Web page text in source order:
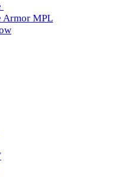
Armor MPL